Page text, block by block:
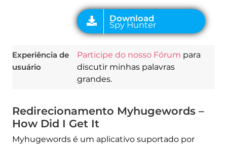
Experiência de
usuário
Participe do nosso Fórum para
discutir minhas palavras
grandes.
Redirecionamento Myhugewords –
How Did I Get It
Myhugewords é um aplicativo suportado por